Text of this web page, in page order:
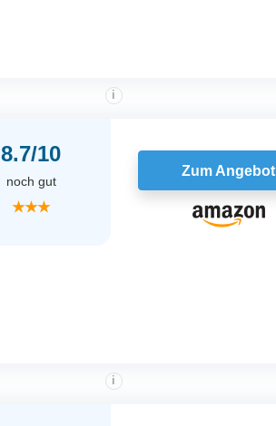
8.7/10
i
noch gut
★★★
Zum Angebot
i